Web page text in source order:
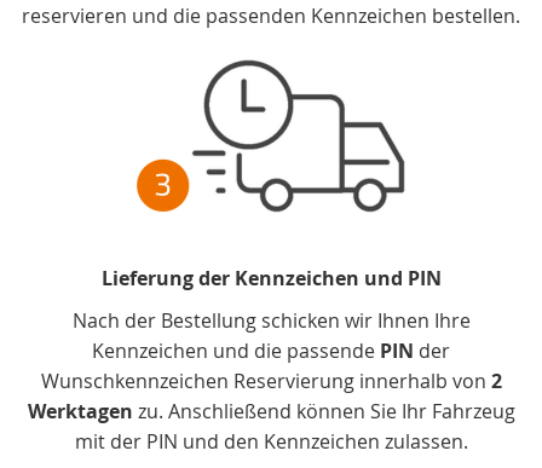
reservieren und die passenden Kennzeichen bestellen.
Lieferung der Kennzeichen und PIN
Nach der Bestellung schicken wir Ihnen Ihre
Kennzeichen und die passende PIN der
Wunschkennzeichen Reservierung innerhalb von 2
Werktagen zu. Anschließend können Sie Ihr Fahrzeug
mit der PIN und den Kennzeichen zulassen.